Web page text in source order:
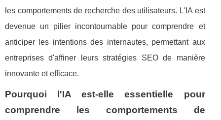
les comportements de recherche des utilisateurs. L'IA est
devenue un pilier incontournable pour comprendre et
anticiper les intentions des internautes, permettant aux
entreprises d'affiner leurs stratégies SEO de manière
innovante et efficace.
Pourquoi l'IA est-elle essentielle pour
comprendre les comportements de